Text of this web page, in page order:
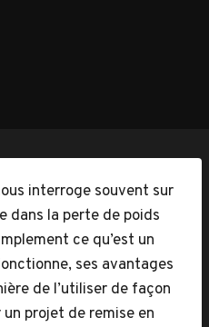
interroge souvent sur
dans la perte de poids
ce qu’est un
ses avantages
de l’utiliser de façon
projet de remise en